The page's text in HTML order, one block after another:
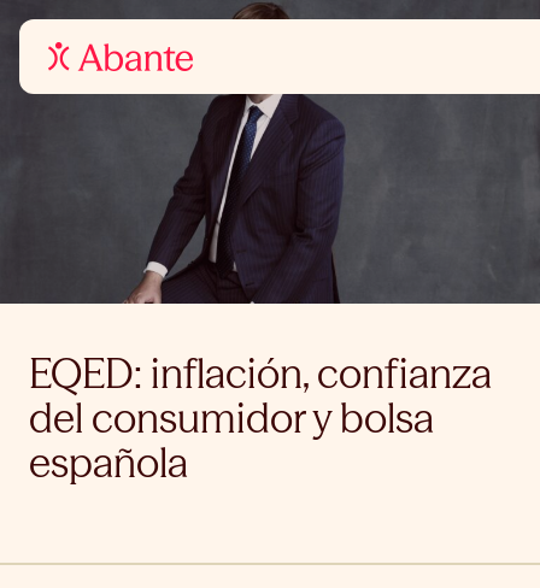
EQED: inflación, confianza
del consumidor y bolsa
española